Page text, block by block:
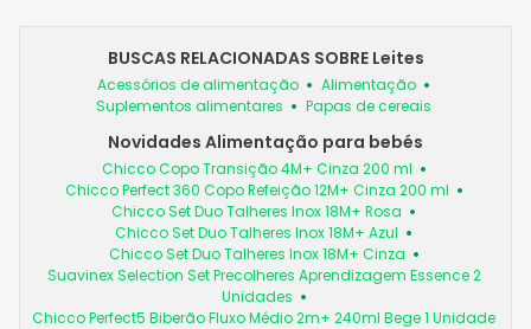
BUSCAS RELACIONADAS SOBRE Leites
Acessórios de alimentação
Alimentação
Suplementos alimentares
Papas de cereais
Novidades Alimentação para bebés
Chicco Copo Transição 4M+ Cinza 200 ml
Chicco Perfect 360 Copo Refeição 12M+ Cinza 200 ml
Chicco Set Duo Talheres Inox 18M+ Rosa
Chicco Set Duo Talheres Inox 18M+ Azul
Chicco Set Duo Talheres Inox 18M+ Cinza
Suavinex Selection Set Precolheres Aprendizagem Essence 2
Unidades
Chicco Perfect5 Biberão Fluxo Médio 2m+ 240ml Bege 1 Unidade